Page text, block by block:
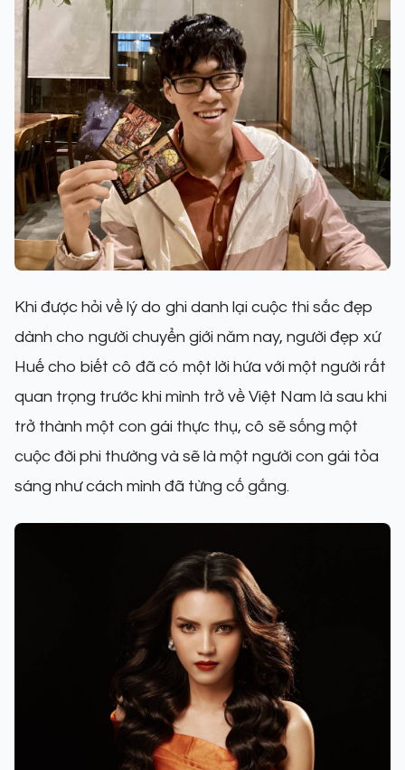
Khi được hỏi về lý do ghi danh lại cuộc thi sắc đẹp
dành cho người chuyển giới năm nay, người đẹp xứ
Huế cho biết cô đã có một lời hứa với một người rất
quan trọng trước khi mình trở về Việt Nam là sau khi
trở thành một con gái thực thụ, cô sẽ sống một
cuộc đời phi thường và sẽ là một người con gái tỏa
sáng như cách mình đã từng cố gắng.